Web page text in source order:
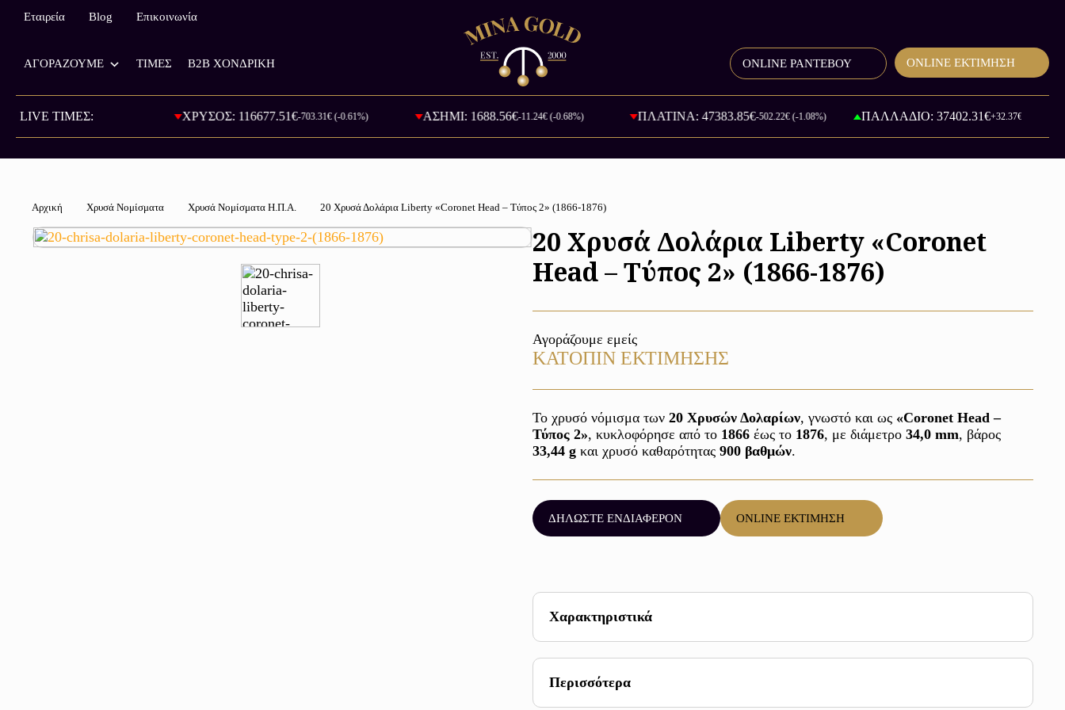
Εταιρεία Blog Επικοινωνία
ΑΓΟΡΑΖΟΥΜΕ ΤΙΜΕΣ B2B ΧΟΝΔΡΙΚΗ ONLINE ΡΑΝΤΕΒΟΥ ONLINE ΕΚΤΙΜΗΣΗ
LIVE ΤΙΜΕΣ:
800.00€ ΧΡΥΣΟΣ: 116677.51€-703.31€ (-0.61%) ΑΣΗΜΙ: 1688.56€-11.24€ (-0.68%) ΠΛΑΤΙΝΑ: 47383.85€-502.22€ (-1.08%) ΠΑΛΛΑΔΙΟ: 37402.31€+32.37€ (+0.09%)
Αρχική Χρυσά Νομίσματα Χρυσά Νομίσματα Η.Π.Α. 20 Χρυσά Δολάρια Liberty «Coronet Head – Τύπος 2» (1866-1876)
20 Χρυσά Δολάρια Liberty «Coronet
Head – Τύπος 2» (1866-1876)
Αγοράζουμε εμείς
ΚΑΤΟΠΙΝ ΕΚΤΙΜΗΣΗΣ
Το χρυσό νόμισμα των 20 Χρυσών Δολαρίων, γνωστό και ως «Coronet Head –
Τύπος 2», κυκλοφόρησε από το 1866 έως το 1876, με διάμετρο 34,0 mm
33,44 g και χρυσό καθαρότητας 900 βαθμών.
ΔΗΛΩΣΤΕ ΕΝΔΙΑΦΕΡΟΝ ONLINE ΕΚΤΙΜΗΣΗ
Χαρακτηριστικά
Βάρος 33,44 g
Καθαρότητα 900
Έτος 1866-1876
Διάμετρος 34,0 mm
Περισσότερα